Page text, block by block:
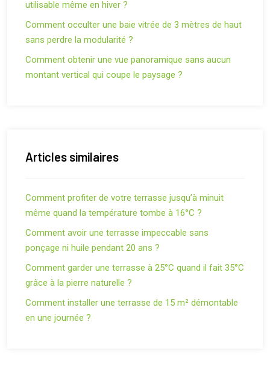
utilisable même en hiver ?
Comment occulter une baie vitrée de 3 mètres de haut
sans perdre la modularité ?
Comment obtenir une vue panoramique sans aucun
montant vertical qui coupe le paysage ?
Articles similaires
Comment profiter de votre terrasse jusqu’à minuit
même quand la température tombe à 16°C ?
Comment avoir une terrasse impeccable sans
ponçage ni huile pendant 20 ans ?
Comment garder une terrasse à 25°C quand il fait 35°C
grâce à la pierre naturelle ?
Comment installer une terrasse de 15 m² démontable
en une journée ?